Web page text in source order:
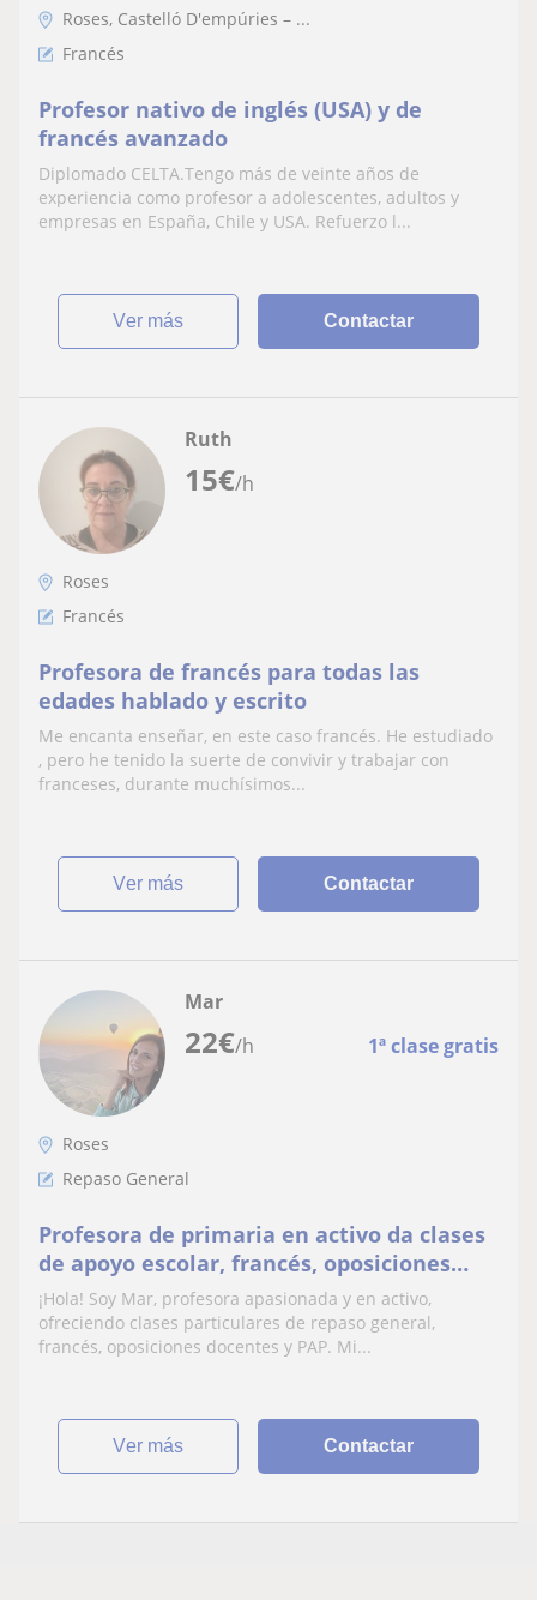
Roses, Castelló D'empúries – ...
Francés
Profesor nativo de inglés (USA) y de
francés avanzado
Diplomado CELTA.Tengo más de veinte años de
experiencia como profesor a adolescentes, adultos y
empresas en España, Chile y USA. Refuerzo l...
ver más Contactar
15€/h
Ruth
Roses
Francés
Profesora de francés para todas las
edades hablado y escrito
Me encanta enseñar, en este caso francés. He estudiado
, pero he tenido la suerte de convivir y trabajar con
franceses, durante muchísimos...
ver más Contactar
22€/h 1ª clase gratis
Mar
Roses
Repaso General
Profesora de primaria en activo da clases
de apoyo escolar, francés, oposiciones
docentes y PAP
¡Hola! Soy Mar, profesora apasionada y en activo,
ofreciendo clases particulares de repaso general,
francés, oposiciones docentes y PAP. Mi...
ver más Contactar